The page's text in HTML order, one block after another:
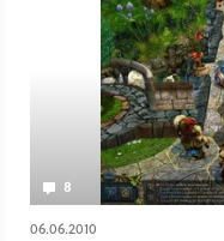
8
06.06.2010